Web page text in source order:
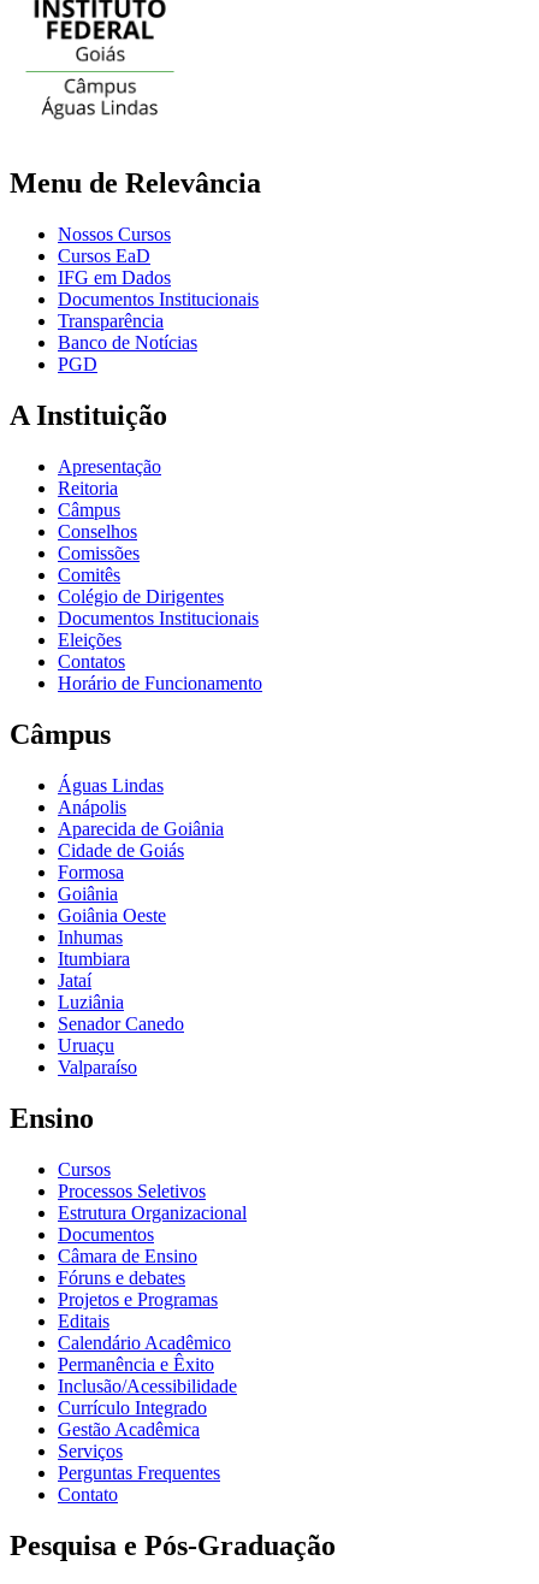
Menu de Relevância
Nossos Cursos
Cursos EaD
IFG em Dados
Documentos Institucionais
Transparência
Banco de Notícias
PGD
A Instituição
Apresentação
Reitoria
Câmpus
Conselhos
Comissões
Comitês
Colégio de Dirigentes
Documentos Institucionais
Eleições
Contatos
Horário de Funcionamento
Câmpus
Águas Lindas
Anápolis
Aparecida de Goiânia
Cidade de Goiás
Formosa
Goiânia
Goiânia Oeste
Inhumas
Itumbiara
Jataí
Luziânia
Senador Canedo
Uruaçu
Valparaíso
Ensino
Cursos
Processos Seletivos
Estrutura Organizacional
Documentos
Câmara de Ensino
Fóruns e debates
Projetos e Programas
Editais
Calendário Acadêmico
Permanência e Êxito
Inclusão/Acessibilidade
Currículo Integrado
Gestão Acadêmica
Serviços
Perguntas Frequentes
Contato
Pesquisa e Pós-Graduação